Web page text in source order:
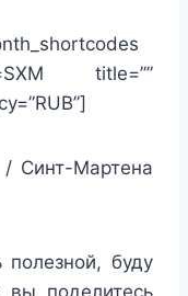
title=””
Синт-Мартена
полезной, буду